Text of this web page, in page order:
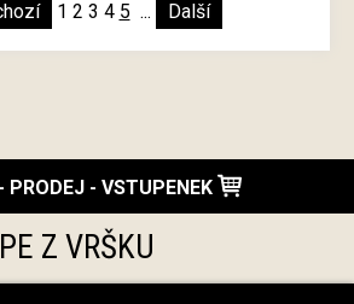
1 2 3 4 5 ... Další
PRODEJ - VSTUPENEK
Z VRŠKU